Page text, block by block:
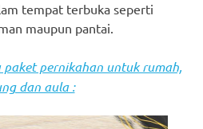
tempat terbuka seperti
maupun pantai.
pernikahan untuk rumah,
dan aula :